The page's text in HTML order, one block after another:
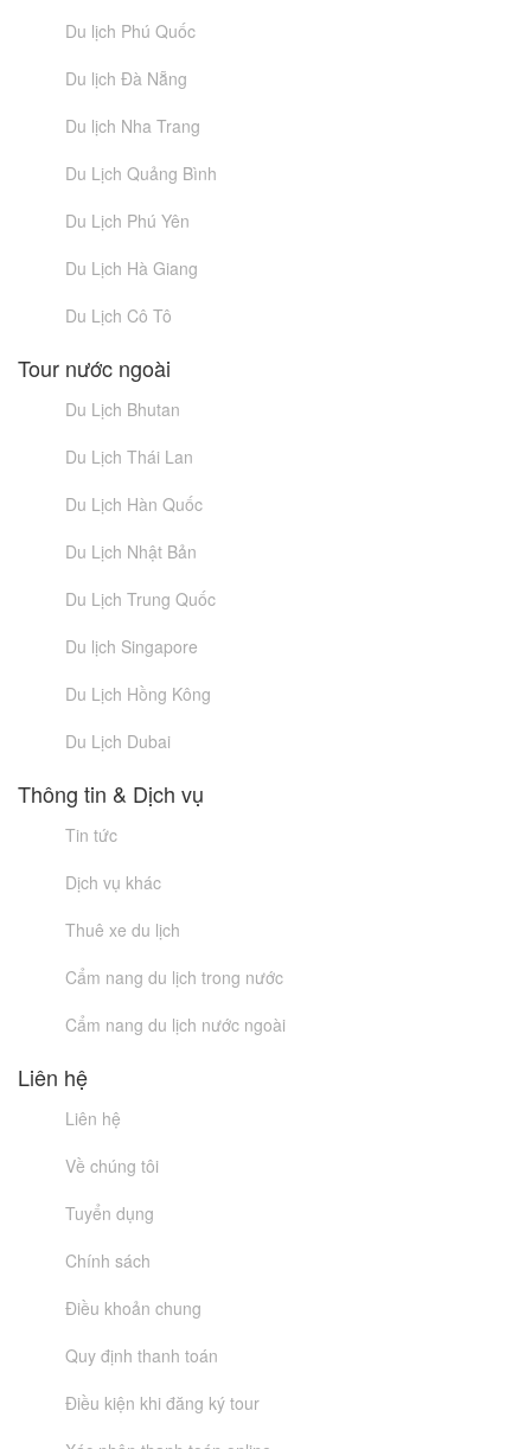
Du lịch Phú Quốc
Du lịch Đà Nẵng
Du lịch Nha Trang
Du Lịch Quảng Bình
Du Lịch Phú Yên
Du Lịch Hà Giang
Du Lịch Cô Tô
Tour nước ngoài
Du Lịch Bhutan
Du Lịch Thái Lan
Du Lịch Hàn Quốc
Du Lịch Nhật Bản
Du Lịch Trung Quốc
Du lịch Singapore
Du Lịch Hồng Kông
Du Lịch Dubai
Thông tin & Dịch vụ
Tin tức
Dịch vụ khác
Thuê xe du lịch
Cẩm nang du lịch trong nước
Cẩm nang du lịch nước ngoài
Liên hệ
Liên hệ
Về chúng tôi
Tuyển dụng
Chính sách
Điều khoản chung
Quy định thanh toán
Điều kiện khi đăng ký tour